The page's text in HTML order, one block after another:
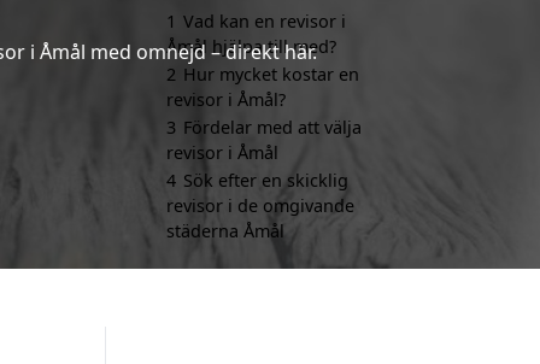
i Åmål med omnejd – direkt här.
1 Vad kan en revisor i
Åmål hjälpa till med?
2 Hur mycket kostar en
revisor i Åmål?
3 Fördelar med att välja
revisor i Åmål
4 Sök efter en skicklig
revisor i de omgivande
städerna Åmål